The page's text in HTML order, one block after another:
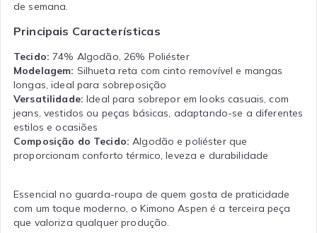
de semana.
Principais Características
Tecido: 74% Algodão, 26% Poliéster
Modelagem: Silhueta reta com cinto removível e mangas
longas, ideal para sobreposição
Versatilidade: Ideal para sobrepor em looks casuais, com
jeans, vestidos ou peças básicas, adaptando-se a diferentes
estilos e ocasiões
Composição do Tecido: Algodão e poliéster que
proporcionam conforto térmico, leveza e durabilidade
Essencial no guarda-roupa de quem gosta de praticidade
com um toque moderno, o Kimono Aspen é a terceira peça
que valoriza qualquer produção.